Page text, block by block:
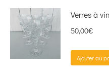
Verres à
50,00€
Ajouter au